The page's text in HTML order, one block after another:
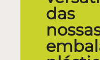
das